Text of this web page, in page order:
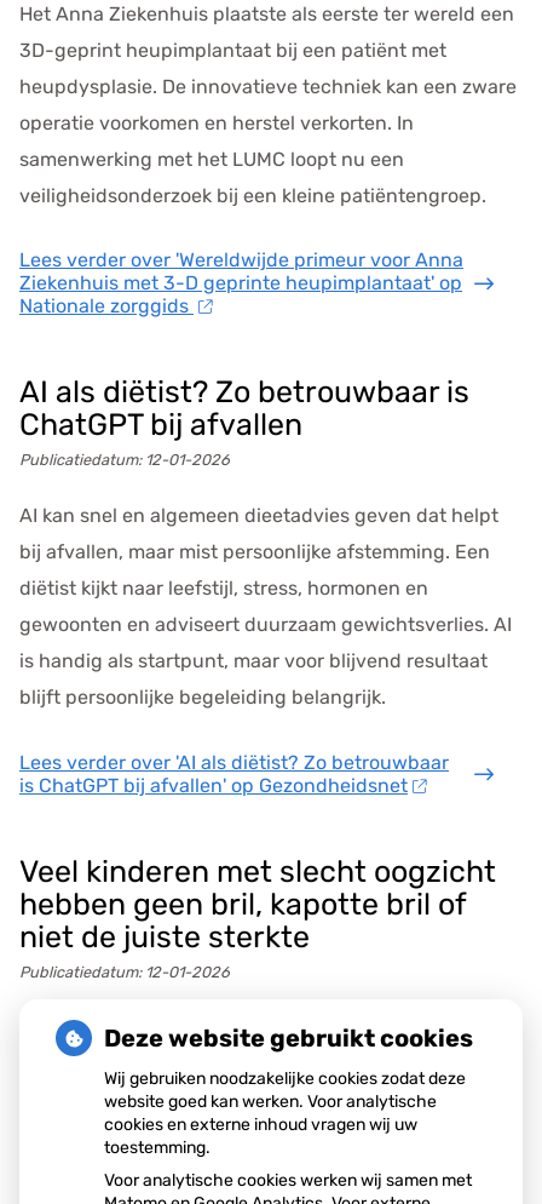
Het Anna Ziekenhuis plaatste als eerste ter wereld een
3D-geprint heupimplantaat bij een patiënt met
heupdysplasie. De innovatieve techniek kan een zware
operatie voorkomen en herstel verkorten. In
samenwerking met het LUMC loopt nu een
veiligheidsonderzoek bij een kleine patiëntengroep.
Lees verder over 'Wereldwijde primeur voor Anna
Ziekenhuis met 3-D geprinte heupimplantaat' op
Nationale zorggids
AI als diëtist? Zo betrouwbaar is
ChatGPT bij afvallen
Publicatiedatum: 12-01-2026
AI kan snel en algemeen dieetadvies geven dat helpt
bij afvallen, maar mist persoonlijke afstemming. Een
diëtist kijkt naar leefstijl, stress, hormonen en
gewoonten en adviseert duurzaam gewichtsverlies. AI
is handig als startpunt, maar voor blijvend resultaat
blijft persoonlijke begeleiding belangrijk.
Lees verder over 'AI als diëtist? Zo betrouwbaar
is ChatGPT bij afvallen' op Gezondheidsnet
Veel kinderen met slecht oogzicht
hebben geen bril, kapotte bril of
niet de juiste sterkte
Publicatiedatum: 12-01-2026
Uit onderzoek van het Jeugdeducatiefonds blijkt dat
goede bril heeft. Naar schatting gaan 135.000
leerlingen zonder passende bril naar school, vaak door
geldgebrek. Slecht zicht leidt tot leerproblemen en
Deze website gebruikt cookies
Wij gebruiken noodzakelijke cookies zodat deze
website goed kan werken. Voor analytische
cookies en externe inhoud vragen wij uw
toestemming.
Voor analytische cookies werken wij samen met